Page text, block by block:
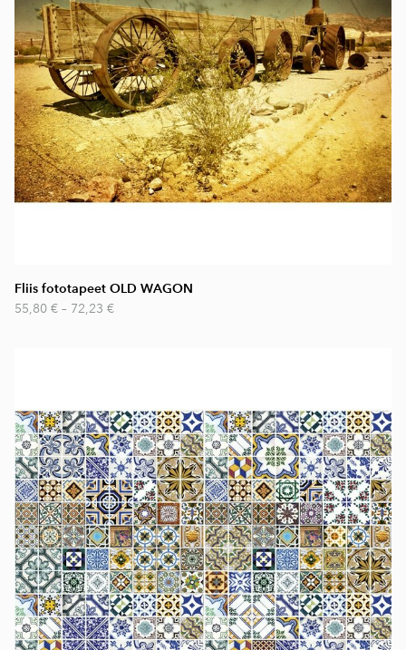
Fliis fototapeet OLD WAGON
55,80 € – 72,23 €